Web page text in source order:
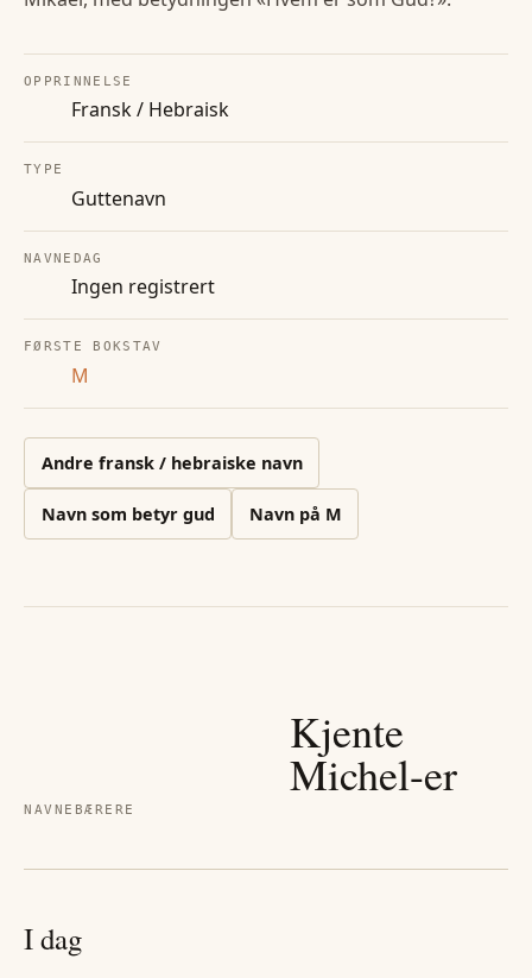
OPPRINNELSE
Fransk / Hebraisk
TYPE
Guttenavn
NAVNEDAG
Ingen registrert
FØRSTE BOKSTAV
M
Andre fransk / hebraiske navn
Navn som betyr gud Navn på M
NAVNEBÆRERE
Kjente
Michel-er
I dag